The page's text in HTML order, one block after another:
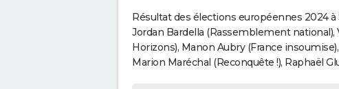
Résultat des élections européennes 2024 à
Jordan Bardella (Rassemblement
Horizons), Manon Aubry (France
Marion Maréchal (Reconquête !), Raphaël